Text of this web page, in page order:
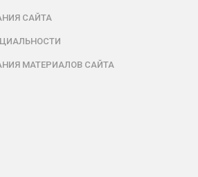
САЙТА
МАТЕРИАЛОВ САЙТА